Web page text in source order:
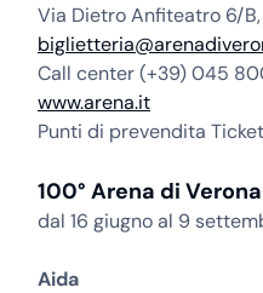
Via Dietro Anfiteatro 6/B,
Call center (+39) 045
www.arena.it
Punti di prevendita
100° Arena di
dal 16 giugno al 9
Aida